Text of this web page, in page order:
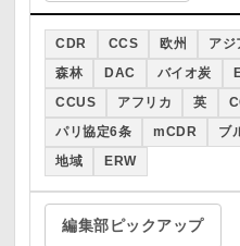
CDR CCS 欧州 アジ
森林 DAC バイオ炭
CCUS アフリカ 英
パリ協定6条 mCDR ブ
地域 ERW
編集部ピックアップ